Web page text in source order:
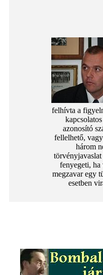
felhívta a
azonosító
fellelhető,
három
törvényjavaslat
fenyegeti, ha
megzavar egy
esetben